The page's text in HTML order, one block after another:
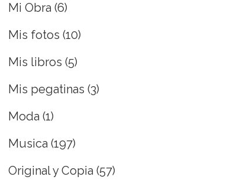
Mi Obra (6)
Mis fotos (10)
Mis libros (5)
Mis pegatinas (3)
Moda (1)
Musica (197)
Original y Copia (57)